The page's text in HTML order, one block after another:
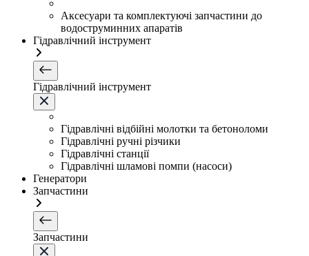
Аксесуари та комплектуючі запчастини до
водоструминних апаратів
Гідравлічний інструмент
Гідравлічний інструмент
Гідравлічні відбійні молотки та бетоноломи
Гідравлічні ручні різчики
Гідравлічні станції
Гідравлічні шламові помпи (насоси)
Генератори
Запчастини
Запчастини